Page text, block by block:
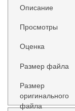
Описание
Просмотры
Оценка
Размер файла
Размер
оригинального
файла